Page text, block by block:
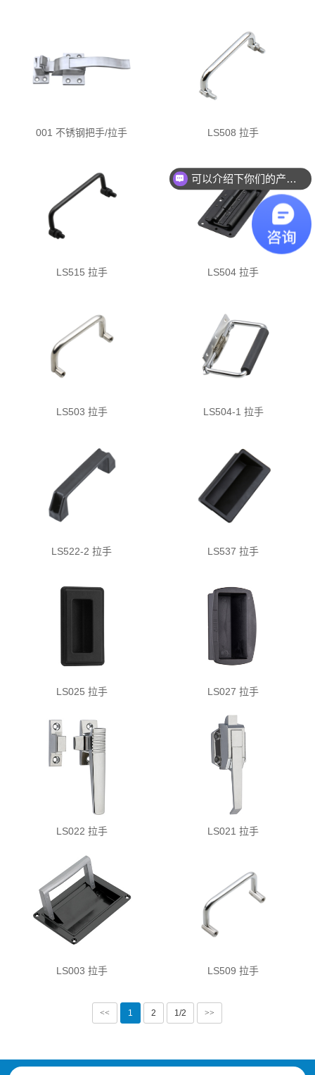
001 不锈钢把手/拉手 LS508 拉手
LS515 拉手 LS504 拉手
LS503 拉手 LS504-1 拉手
LS522-2 拉手 LS537 拉手
LS025 拉手 LS027 拉手
LS022 拉手 LS021 拉手
LS003 拉手 LS509 拉手
<< 1 2 1/2 >>
可以介绍下你们的产品么？